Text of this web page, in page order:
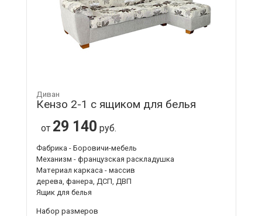
Диван
Кензо 2-1 с ящиком для белья
от 29 140 руб.
Фабрика - Боровичи-мебель
Механизм - французская раскладушка
Материал каркаса - массив
дерева, фанера, ДСП, ДВП
Ящик для белья
Набор размеров